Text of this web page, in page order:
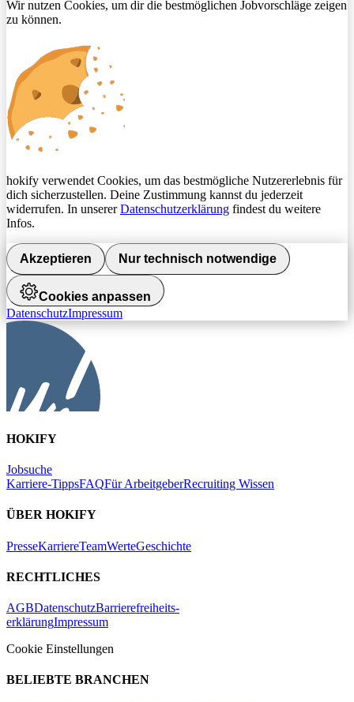
Wir nutzen Cookies, um dir die bestmöglichen Jobvorschläge zeigen
zu können.
hokify verwendet Cookies, um das bestmögliche Nutzererlebnis für
dich sicherzustellen. Deine Zustimmung kannst du jederzeit
widerrufen. In unsererDatenschutzerklärung findest du weitere
Infos.
Akzeptieren Nur technisch notwendige
Cookies anpassen
DatenschutzImpressum
HOKIFY
Jobsuche
Karriere-TippsFAQFür ArbeitgeberRecruiting Wissen
ÜBER HOKIFY
PresseKarriereTeamWerteGeschichte
RECHTLICHES
AGBDatenschutzBarrierefreiheits-
erklärungImpressum
Cookie Einstellungen
BELIEBTE BRANCHEN